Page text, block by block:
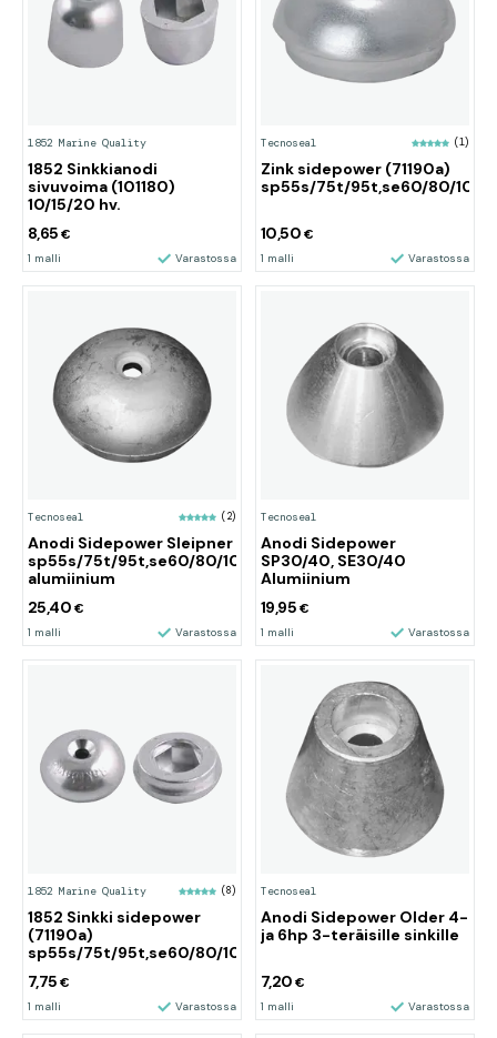
1852 Marine Quality
1852 Sinkkianodi
sivuvoima (101180)
10/15/20 hv.
8,65€
1 malli Varastossa
Tecnoseal (1)
Zink sidepower (71190a)
sp55s/75t/95t,se60/80/100/
10,50 €
1 malli Varastossa
Tecnoseal (2)
Anodi Sidepower Sleipner
sp55s/75t/95t,se60/80/100/185
alumiinium
25,40 €
1 malli Varastossa
Tecnoseal
Anodi Sidepower
SP30/40, SE30/40
Alumiinium
19,95 €
1 malli Varastossa
1852 Marine Quality (8)
1852 Sinkki sidepower
(71190a)
sp55s/75t/95t,se60/80/100/185
7,75€
1 malli Varastossa
Tecnoseal
Anodi Sidepower Older 4-
ja 6hp 3-teräisille sinkille
7,20€
1 malli Varastossa